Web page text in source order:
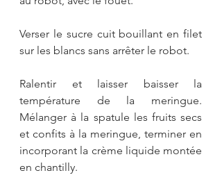
Verser le sucre cuit bouillant en filet
sur les blancs sans arrêter le robot.
Ralentir et laisser baisser la
température de la meringue.
Mélanger à la spatule les fruits secs
et confits à la meringue, terminer en
incorporant la crème liquide montée
en chantilly.